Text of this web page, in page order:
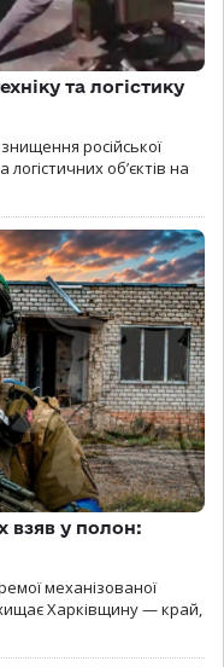
та логістику
російської
об’єктів на
взяв у полон:
механізованої
Харківщину — край,